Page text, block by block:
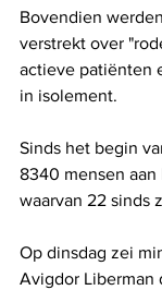
Bovendien
verstrekt over
actieve patiënten
in isolement.
Sinds het begin
8340 mensen
waarvan 22 sinds
Op dinsdag zei
Avigdor Liberman